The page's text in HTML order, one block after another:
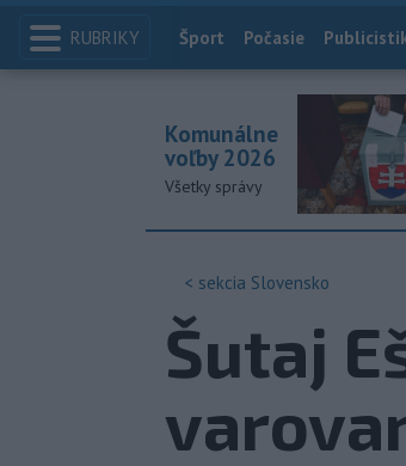
RUBRIKY Index
Šport Počasie
Komunálne
voľby 2026
Všetky správy
< sekcia Slovensko
Šutaj